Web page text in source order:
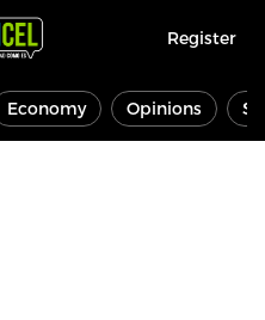
Register
Economy Opinions